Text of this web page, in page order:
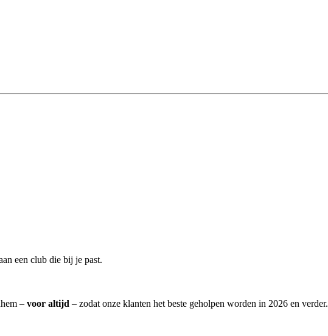
een club die bij je past.
– voor altijd – zodat onze klanten het beste geholpen worden in 2026 en verder.